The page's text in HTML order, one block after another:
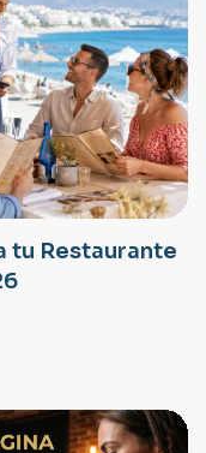
tu Restaurante